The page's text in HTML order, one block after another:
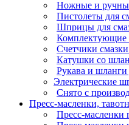
Ножные и
Пистолеты для
Шприцы для
Комплектующие
Счетчики
Катушки со
Рукава и шланги
Электрические
Снято с
Пресс-масленки,
Пресс-масленки